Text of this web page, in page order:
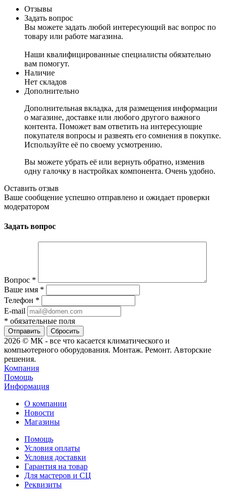
Отзывы
Задать вопрос
Вы можете задать любой интересующий вас вопрос по
товару или работе магазина.
Наши квалифицированные специалисты обязательно
вам помогут.
Наличие
Нет складов
Дополнительно
Дополнительная вкладка, для размещения информации
о магазине, доставке или любого другого важного
контента. Поможет вам ответить на интересующие
покупателя вопросы и развеять его сомнения в покупке.
Используйте её по своему усмотрению.
Вы можете убрать её или вернуть обратно, изменив
одну галочку в настройках компонента. Очень удобно.
Оставить отзыв
Ваше сообщение успешно отправлено и ожидает проверки
модератором
Задать вопрос
Вопрос *
Ваше имя *
Телефон *
E-mail
* обязательные поля
Сбросить
2026 © МК - все что касается климатического и
компьютерного оборудования. Монтаж. Ремонт. Авторские
решения.
Компания
Помощь
Информация
О компании
Новости
Магазины
Помощь
Условия оплаты
Условия доставки
Гарантия на товар
Для мастеров и СЦ
Реквизиты